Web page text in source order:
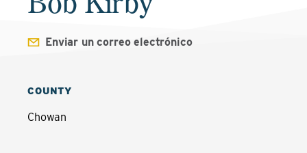
Enviar un correo electrónico
COUNTY
Chowan